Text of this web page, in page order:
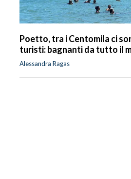
Poetto, tra i Centomila ci
turisti: bagnanti da tutto il
Alessandra Ragas